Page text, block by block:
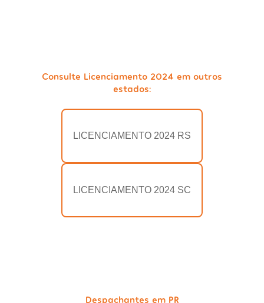
Consulte Licenciamento 2024 em outros
estados:
LICENCIAMENTO 2024 RS
LICENCIAMENTO 2024 SC
Despachantes em PR